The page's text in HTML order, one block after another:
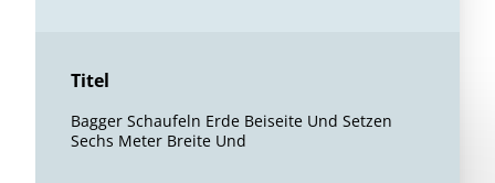
Titel
Bagger Schaufeln Erde Beiseite Und Setzen
Sechs Meter Breite Und